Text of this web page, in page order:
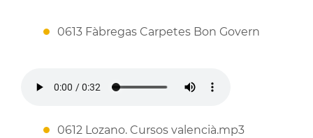
0613 Fàbregas Carpetes Bon Govern
0612 Lozano. Cursos valencià.mp3